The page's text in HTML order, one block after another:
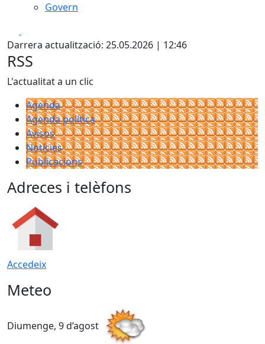
Govern
Darrera actualització: 25.05.2026 | 12:46
RSS
L'actualitat a un clic
Agenda
Agenda política
Avisos
Notícies
Publicacions
Adreces i telèfons
Accedeix
Meteo
Diumenge, 9 d’agost